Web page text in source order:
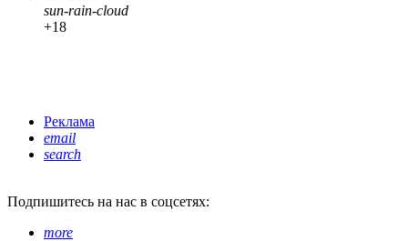
sun-rain-cloud
+18
Реклама
email
search
Подпишитесь на нас в соцсетях:
more